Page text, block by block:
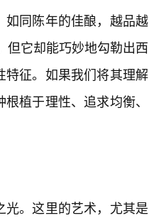
同陈年的佳酿，越品越
但它却能巧妙地勾勒出西
特征。如果我们将其理解
植于理性、追求均衡、
。这里的艺术，尤其是